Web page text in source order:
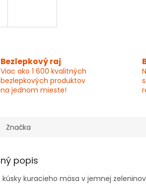
Bezlepkový raj
Viac ako 1 600 kvalitných
bezlepkových produktov
na jednom mieste!
Značka
popis
kuracieho mäsa v jemnej